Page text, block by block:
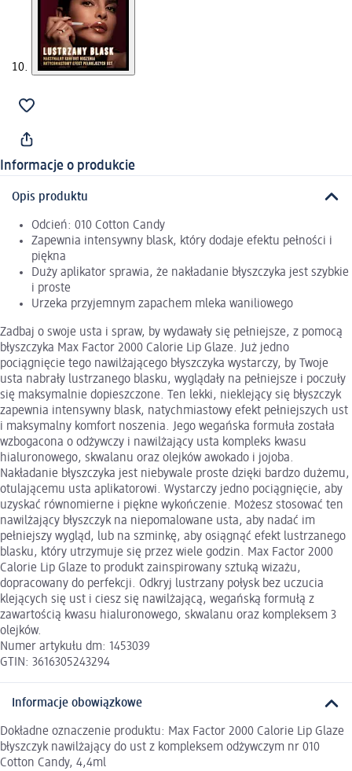
Informacje o produkcie
Opis produktu
Odcień: 010 Cotton Candy
Zapewnia intensywny blask, który dodaje efektu pełności i
piękna
Duży aplikator sprawia, że nakładanie błyszczyka jest szybkie
i proste
Urzeka przyjemnym zapachem mleka waniliowego
Zadbaj o swoje usta i spraw, by wydawały się pełniejsze, z pomocą
błyszczyka Max Factor 2000 Calorie Lip Glaze. Już jedno
pociągnięcie tego nawilżającego błyszczyka wystarczy, by Twoje
usta nabrały lustrzanego blasku, wyglądały na pełniejsze i poczuły
się maksymalnie dopieszczone. Ten lekki, nieklejący się błyszczyk
zapewnia intensywny blask, natychmiastowy efekt pełniejszych ust
i maksymalny komfort noszenia. Jego wegańska formuła została
wzbogacona o odżywczy i nawilżający usta kompleks kwasu
hialuronowego, skwalanu oraz olejków awokado i jojoba.
Nakładanie błyszczyka jest niebywale proste dzięki bardzo dużemu,
otulającemu usta aplikatorowi. Wystarczy jedno pociągnięcie, aby
uzyskać równomierne i piękne wykończenie. Możesz stosować ten
nawilżający błyszczyk na niepomalowane usta, aby nadać im
pełniejszy wygląd, lub na szminkę, aby osiągnąć efekt lustrzanego
blasku, który utrzymuje się przez wiele godzin. Max Factor 2000
Calorie Lip Glaze to produkt zainspirowany sztuką wizażu,
dopracowany do perfekcji. Odkryj lustrzany połysk bez uczucia
klejących się ust i ciesz się nawilżającą, wegańską formułą z
zawartością kwasu hialuronowego, skwalanu oraz kompleksem 3
olejków.
Numer artykułu dm: 1453039
GTIN: 3616305243294
Informacje obowiązkowe
Dokładne oznaczenie produktu: Max Factor 2000 Calorie Lip Glaze
błyszczyk nawilżający do ust z kompleksem odżywczym nr 010
Cotton Candy, 4,4ml